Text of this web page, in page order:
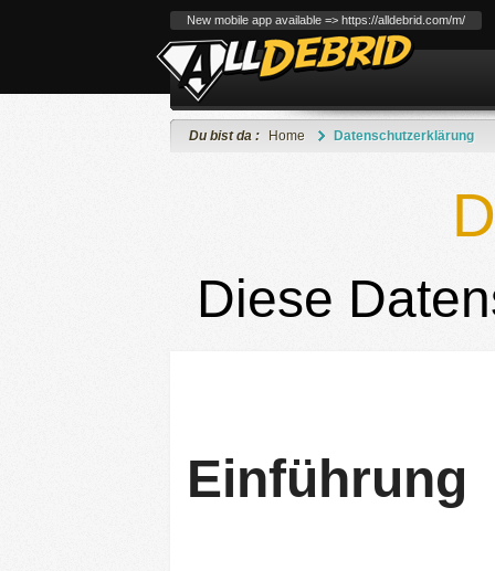
New mobile app available => https://alldebrid.com/m/
Du bist da : Home Datenschutzerklärung
Diese
Einführung